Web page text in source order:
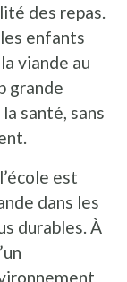
des repas.
enfants
viande au
grande
santé, sans
est
dans les
durables. À